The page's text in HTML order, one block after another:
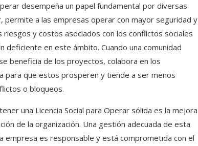
desempeña un papel fundamental por diversas
permite a las empresas operar con mayor seguridad y
riesgos y costos asociados con los conflictos sociales
deficiente en este ámbito. Cuando una comunidad
beneficia de los proyectos, colabora en los
para que estos prosperen y tiende a ser menos
o bloqueos.
una Licencia Social para Operar sólida es la mejora
de la organización. Una gestión adecuada de esta
empresa es responsable y está comprometida con el